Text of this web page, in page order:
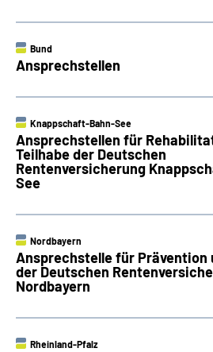
Bund
Ansprechstellen
Knappschaft-Bahn-See
Ansprechstellen für
Teilhabe der Deutschen
Rentenversicherung
See
Nordbayern
Ansprechstelle für Prävention
der Deutschen
Nordbayern
Rheinland-Pfalz